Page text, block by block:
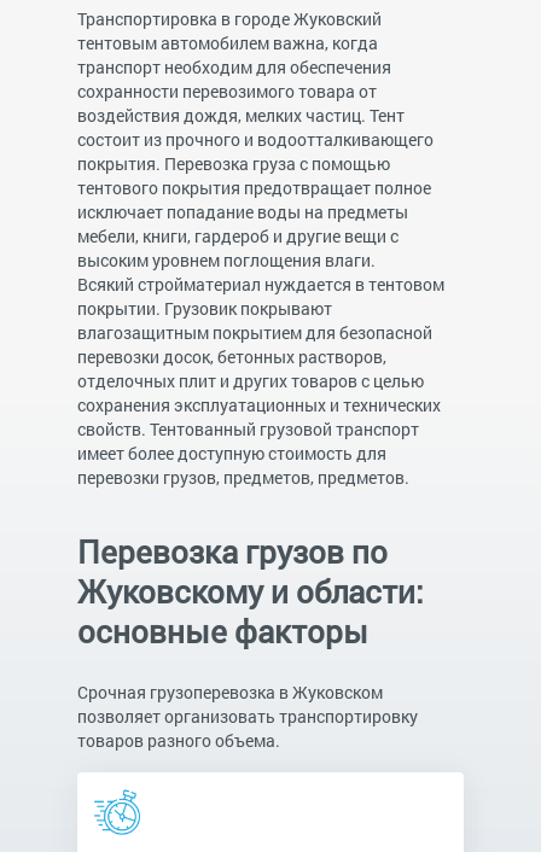
Транспортировка в городе Жуковский
тентовым автомобилем важна, когда
транспорт необходим для обеспечения
сохранности перевозимого товара от
воздействия дождя, мелких частиц. Тент
состоит из прочного и водоотталкивающего
покрытия. Перевозка груза с помощью
тентового покрытия предотвращает полное
исключает попадание воды на предметы
мебели, книги, гардероб и другие вещи с
высоким уровнем поглощения влаги.
Всякий стройматериал нуждается в тентовом
покрытии. Грузовик покрывают
влагозащитным покрытием для безопасной
перевозки досок, бетонных растворов,
отделочных плит и других товаров с целью
сохранения эксплуатационных и технических
свойств. Тентованный грузовой транспорт
имеет более доступную стоимость для
перевозки грузов, предметов, предметов.
Перевозка грузов по
Жуковскому и области:
основные факторы
Срочная грузоперевозка в Жуковском
позволяет организовать транспортировку
товаров разного объема.